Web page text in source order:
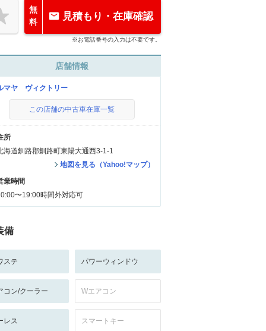
無
料
見積もり・在庫確認
※お電話番号の入力は不要です。
店舗情報
マヤ ヴィクトリー
この店舗の中古車在庫一覧
所
海道釧路郡釧路町東陽大通西3-1-1
地図を見る（Yahoo!マップ）
業時間
〜19:00時間外対応可
備
ステ パワーウィンドウ
コン/クーラー Wエアコン
レス スマートキー